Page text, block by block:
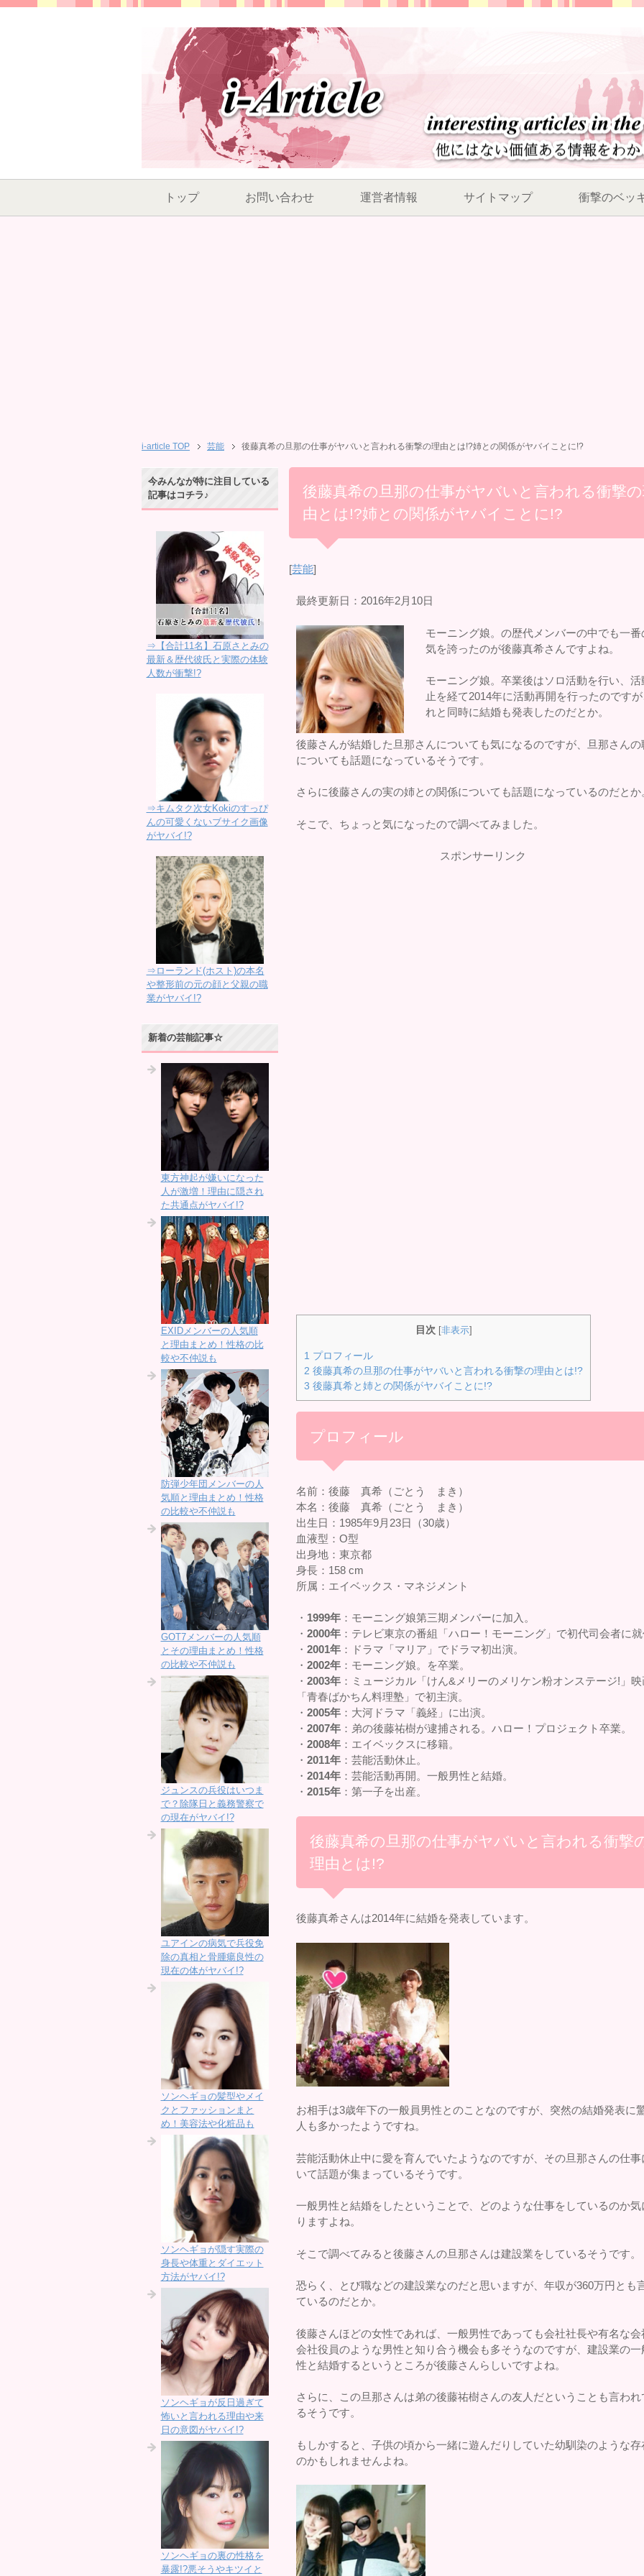
トップ お問い合わせ 運営者情報 サイトマップ 衝撃のベッ
i-article TOP 芸能 後藤真希の旦那の仕事がヤバいと言われる衝撃の理由とは!?姉との関係がヤバイことに!?
後藤真希の旦那の仕事がヤバいと言われる衝撃の
由とは!?姉との関係がヤバイことに!?
[芸能]
最終更新日：2016年2月10日
モーニング娘。の歴代メンバーの中でも一番
気を誇ったのが後藤真希さんですよね。
モーニング娘。卒業後はソロ活動を行い、活
止を経て2014年に活動再開を行ったのです
れと同時に結婚も発表したのだとか。
後藤さんが結婚した旦那さんについても気になるのですが、旦那さんの
についても話題になっているそうです。
さらに後藤さんの実の姉との関係についても話題になっているのだとか
そこで、ちょっと気になったので調べてみました。
スポンサーリンク
目次 [非表示]
1 プロフィール
2 後藤真希の旦那の仕事がヤバいと言われる衝撃の理由とは!?
3 後藤真希と姉との関係がヤバイことに!?
プロフィール
名前：後藤 真希（ごとう まき）
本名：後藤 真希（ごとう まき）
出生日：1985年9月23日（30歳）
血液型：O型
出身地：東京都
身長：158 cm
所属：エイベックス・マネジメント
・ 1999年 ：モーニング娘第三期メンバーに加入。
・2000年 ：テレビ東京の番組「ハロー！モーニング」で初代司会者に就
・2001年 ：ドラマ「マリア」でドラマ初出演。
・2002年 ：モーニング娘。を卒業。
・2003年 ：ミュージカル「けん&メリーのメリケン粉オンステージ!」映
「青春ばかちん料理塾」で初主演。
・2005年 ：大河ドラマ「義経」に出演。
・2007年 ：弟の後藤祐樹が逮捕される。ハロー！プロジェクト卒業。
・2008年 ：エイベックスに移籍。
・2011年 ：芸能活動休止。
・2014年 ：芸能活動再開。一般男性と結婚。
・2015年 ：第一子を出産。
後藤真希の旦那の仕事がヤバいと言われる衝撃
理由とは!?
後藤真希さんは2014年に結婚を発表しています。
お相手は3歳年下の一般員男性とのことなのですが、突然の結婚発表に
人も多かったようですね。
芸能活動休止中に愛を育んでいたようなのですが、その旦那さんの仕事
いて話題が集まっているそうです。
一般男性と結婚をしたということで、どのような仕事をしているのか気
りますよね。
そこで調べてみると後藤さんの旦那さんは建設業をしているそうです。
恐らく、とび職などの建設業なのだと思いますが、年収が360万円とも
ているのだとか。
後藤さんほどの女性であれば、一般男性であっても会社社長や有名な会
会社役員のような男性と知り合う機会も多そうなのですが、建設業の一
性と結婚するというところが後藤さんらしいですよね。
さらに、この旦那さんは弟の後藤祐樹さんの友人だということも言われ
るそうです。
もしかすると、子供の頃から一緒に遊んだりしていた幼馴染のような存
のかもしれませんよね。
今みんなが特に注目している
記事はコチラ♪
⇒【合計11名】石原さとみの
最新＆歴代彼氏と実際の体験
人数が衝撃!?
⇒キムタク次女Kokiのすっぴ
んの可愛くないブサイク画像
がヤバイ!?
⇒ローランド(ホスト)の本名
や整形前の元の顔と父親の職
業がヤバイ!?
新着の芸能記事☆
東方神起が嫌いになった
人が激増！理由に隠され
た共通点がヤバイ!?
EXIDメンバーの人気順
と理由まとめ！性格の比
較や不仲説も
防弾少年団メンバーの人
気順と理由まとめ！性格
の比較や不仲説も
GOT7メンバーの人気順
とその理由まとめ！性格
の比較や不仲説も
ジュンスの兵役はいつま
で？除隊日と義務警察で
の現在がヤバイ!?
ユアインの病気で兵役免
除の真相と骨腫瘍良性の
現在の体がヤバイ!?
ソンヘギョの髪型やメイ
クとファッションまと
め！美容法や化粧品も
ソンヘギョが隠す実際の
身長や体重とダイエット
方法がヤバイ!?
ソンヘギョが反日過ぎて
怖いと言われる理由や来
日の意図がヤバイ!?
ソンヘギョの裏の性格を
暴露!?悪そうやキツイと